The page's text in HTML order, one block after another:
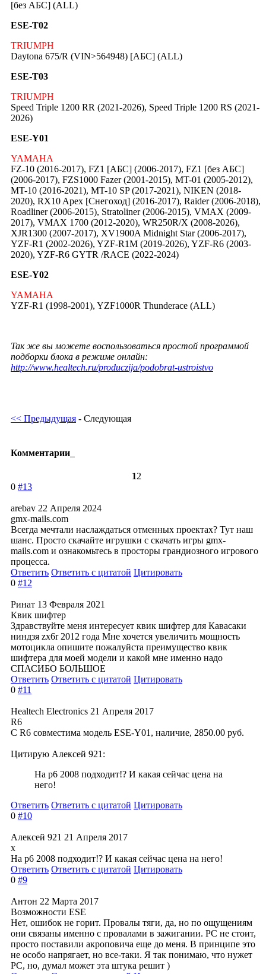
[без АБС] (ALL)
ESE-T02
TRIUMPH
Daytona 675/R (VIN>564948) [АБС] (ALL)
ESE-T03
TRIUMPH
Speed Triple 1200 RR (2021-2026), Speed Triple 1200 RS (2021-
2026)
ESE-Y01
YAMAHA
FZ-10 (2016-2017), FZ1 [АБС] (2006-2017), FZ1 [без АБС]
(2006-2017), FZS1000 Fazer (2001-2015), MT-01 (2005-2012),
MT-10 (2016-2021), MT-10 SP (2017-2021), NIKEN (2018-
2020), RX10 Apex [Снегоход] (2016-2017), Raider (2006-2018),
Roadliner (2006-2015), Stratoliner (2006-2015), VMAX (2009-
2017), VMAX 1700 (2012-2020), WR250R/X (2008-2026),
XJR1300 (2007-2017), XV1900A Midnight Star (2006-2017),
YZF-R1 (2002-2026), YZF-R1M (2019-2026), YZF-R6 (2003-
2020), YZF-R6 GYTR /RACE (2022-2024)
ESE-Y02
YAMAHA
YZF-R1 (1998-2001), YZF1000R Thunderace (ALL)
Так же вы можете воспользоваться простой программой
подборки блока в режиме онлайн:
http://www.healtech.ru/produczija/podobrat-ustroistvo
<< Предыдущая - Следующая
Комментарии
12
0 #13
arebav 22 Апреля 2024
gmx-mails.com
Всегда мечтали наслаждаться отменных проектах? Тут наш
шанс. Просто скачайте игрушки с скачать игры gmx-
mails.com и ознакомьтесь в просторы грандиозного игрового
процесса.
Ответить Ответить с цитатой Цитировать
0 #12
Ринат 13 Февраля 2021
Квик шифтер
Здравствуйте меня интересует квик шифтер для Кавасаки
ниндзя zx6r 2012 года Мне хочется увеличить мощность
мотоцикла опишите пожалуйста преимущество квик
шифтера для моей модели и какой мне именно надо
СПАСИБО БОЛЬШОЕ
Ответить Ответить с цитатой Цитировать
0 #11
Healtech Electronics 21 Апреля 2017
R6
С R6 совместима модель ESE-Y01, наличие, 2850.00 руб.
Цитирую Алексей 921:
На р6 2008 подходит!? И какая сейчас цена на
него!
Ответить Ответить с цитатой Цитировать
0 #10
Алексей 921 21 Апреля 2017
x
На р6 2008 подходит!? И какая сейчас цена на него!
Ответить Ответить с цитатой Цитировать
0 #9
Антон 22 Марта 2017
Возможности ESE
Нет, ошибок не горит. Провалы тяги, да, но по ощущениям
они связаны именно с провалами в зажигании. PC не стоит,
просто поставили акроповича еще до меня. В принципе это
не особо напрягает, но все-таки. Я так понимаю, что нужет
PC, но, думал может эта штука решит )